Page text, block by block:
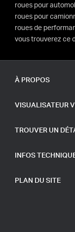
À PROPOS
VISUALISATEUR
TROUVER UN
INFOS
PLAN DU SITE
roues pour
roues pour
roues de
vous trouverez ce